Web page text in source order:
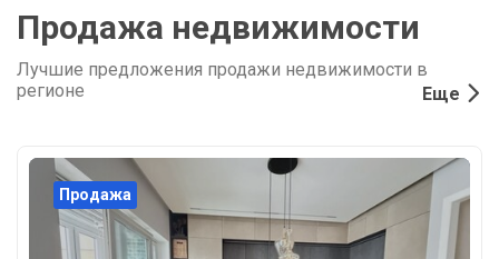
Продажа недвижимости
Лучшие предложения продажи недвижимости в
регионе
Еще
Продажа